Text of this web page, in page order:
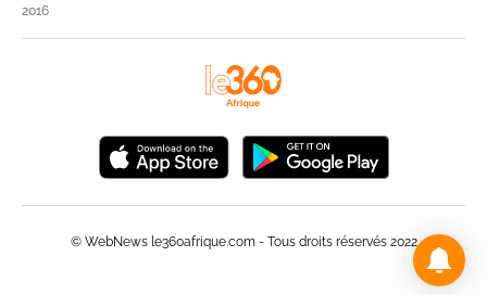
2016
© WebNews le360afrique.com - Tous droits réservés 2022